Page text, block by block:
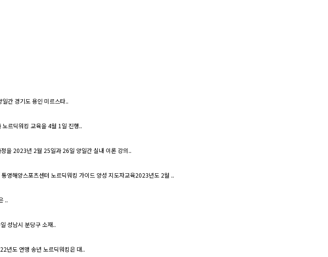
간 경기도 용인 미르스타..
르딕워킹 교육을 4월 1일 진행..
을 2023년 2월 25일과 26일 양일간 실내 이론 강의..
영해양스포츠센터 노르딕워킹 가이드 양성 지도자교육2023년도 2월 ..
..
성남시 분당구 소재..
년도 연맹 송년 노르딕워킹은 대..